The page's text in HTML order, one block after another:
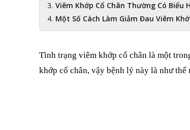
Viêm Khớp Cổ Chân Thường Có Biểu
Một Số Cách Làm Giảm Đau Viêm
Tình trạng viêm khớp cổ chân là một
khớp cổ chân, vậy bệnh lý này là như